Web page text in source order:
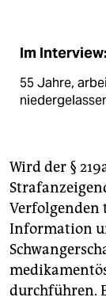
Im
55 Jahre,
Wird der §
Verfolgenden
Information
durchführen.